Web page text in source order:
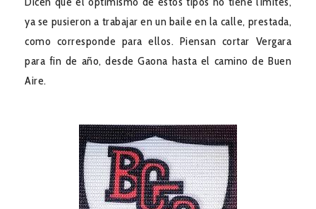
ya se pusieron a trabajar en un baile en la calle, prestada,
como corresponde para ellos. Piensan cortar Vergara
para fin de año, desde Gaona hasta el camino de Buen
Aire.